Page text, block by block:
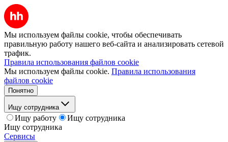
Мы используем файлы cookie, чтобы обеспечивать
правильную работу нашего веб-сайта и анализировать сетевой
трафик.
Правила использования файлов cookie
Мы используем файлы cookie. Правила использования
файлов cookie
Понятно
Ищу сотрудника
Ищу работу
Ищу сотрудника
Ищу сотрудника
Сервисы